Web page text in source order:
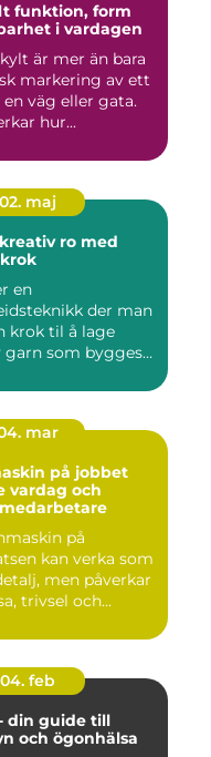
i vardagen
är mer än bara
markering av ett
väg eller gata.
hur...
02. maj
en
der man
krok til å lage
garn som bygges
mar
på jobbet
vardag och
på
kan verka som
men påverkar
trivsel och...
04. feb
din guide till
och ögonhälsa